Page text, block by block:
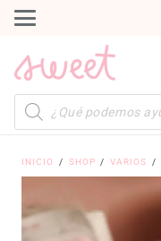
Búsqueda
de
productos
INICIO / SHOP / VARIOS /